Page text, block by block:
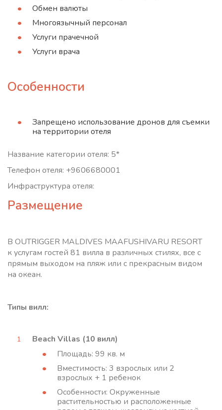
Обмен валюты
Многоязычный персонал
Услуги прачечной
Услуги врача
Особенности
Запрещено использование дронов для съемки
на территории отеля
Название категории отеля: 5*
Телефон отеля: +9606680001
Инфраструктура отеля:
Размещение
В OUTRIGGER MALDIVES MAAFUSHIVARU RESORT
к услугам гостей 81 вилла в различных стилях, все с
прямым выходом на пляж или с прекрасным видом
на океан.
Типы вилл:
Beach Villas (10 вилл)
Площадь: 99 кв. м
Вместимость: 3 взрослых или 2
взрослых + 1 ребенок
Особенности: Окруженные
растительностью и расположенные